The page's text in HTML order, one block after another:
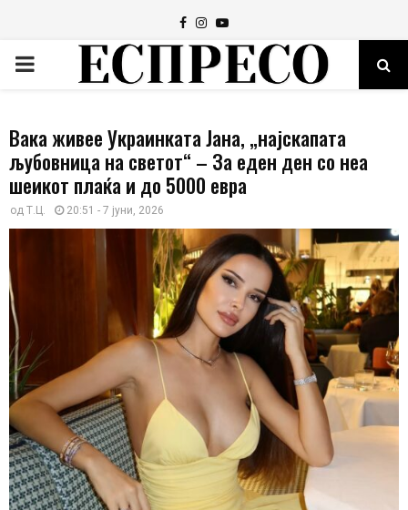
Facebook
Instagram
Youtube
PRIMARY
Вака живее Украинката Јана, „најскапата
љубовница на светот“ – За еден ден со неа
шеикот плаќа и до 5000 евра
од Т.Ц. 20:51 - 7 јуни, 2026